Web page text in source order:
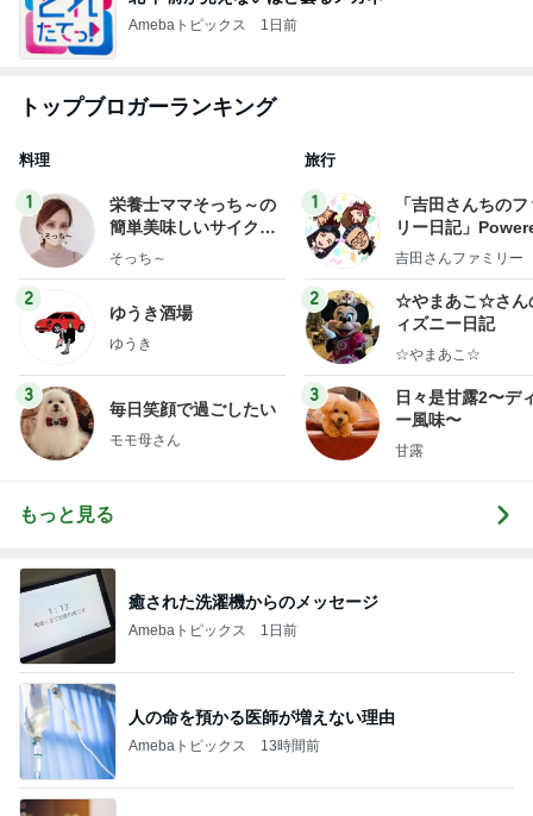
Amebaトピックス 1日前
トップブロガーランキング
料理
1
栄養士ママそっち～の
簡単美味しいサイクル
献立
そっち～
2
ゆうき酒場
ゆうき
3
毎日笑顔で過ごしたい
モモ母さん
旅行
1
「吉田さんちの
リー日記」
y Ameba 吉田さ
ログ
吉田さんファミリー
2
☆やまあこ☆さん
ィズニー日記
☆やまあこ☆
3
日々是甘露2〜デ
ー風味〜
甘露
もっと見る
癒された洗濯機からのメッセージ
Amebaトピックス 1日前
人の命を預かる医師が増えない理由
Amebaトピックス 13時間前